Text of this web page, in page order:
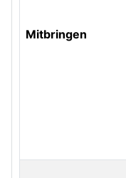
Mitbringen